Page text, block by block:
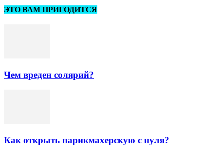
ЭТО ВАМ ПРИГОДИТСЯ
Чем вреден солярий?
Как открыть парикмахерскую с нуля?